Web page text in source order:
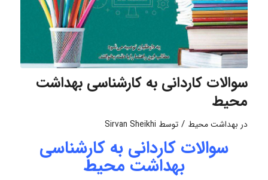
سوالات کاردانی به کارشناسی بهداشت
محیط
در بهداشت محیط / توسط Sirvan Sheikhi
سوالات کاردانی به کارشناسی
بهداشت محیط